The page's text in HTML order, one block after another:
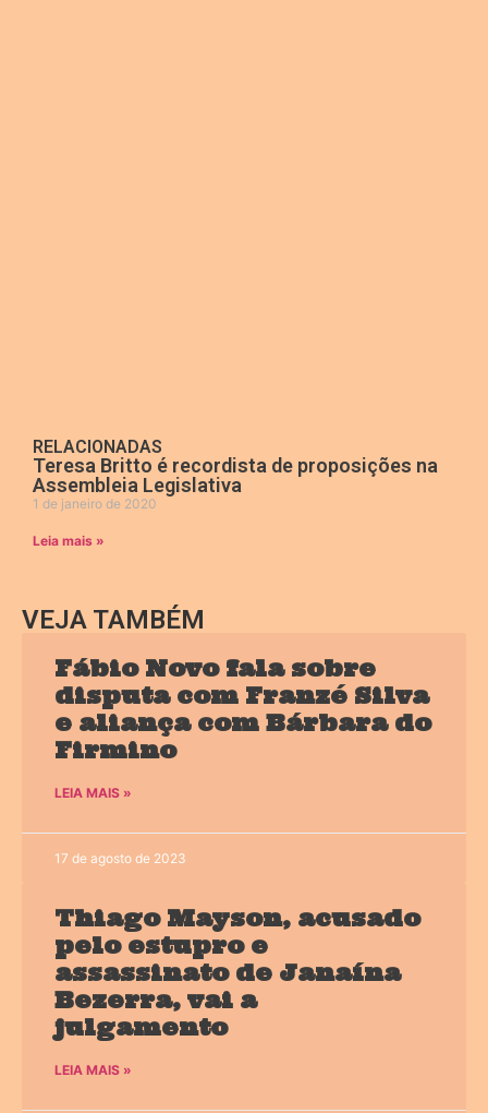
RELACIONADAS
Teresa Britto é recordista de proposições na
Assembleia Legislativa
1 de janeiro de 2020
Leia mais »
VEJA TAMBÉM
Fábio Novo fala sobre
disputa com Franzé Silva
e aliança com Bárbara do
Firmino
LEIA MAIS »
17 de agosto de 2023
Thiago Mayson, acusado
pelo estupro e
assassinato de Janaína
Bezerra, vai a
julgamento
LEIA MAIS »